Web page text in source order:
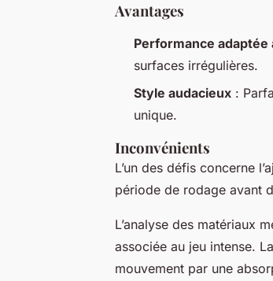
Avantages
Performance
surfaces irrégulières.
Style audacieux :
unique.
Inconvénients
L’un des défis concerne
période de rodage avant
L’analyse des matériaux
associée au jeu intense.
mouvement par une